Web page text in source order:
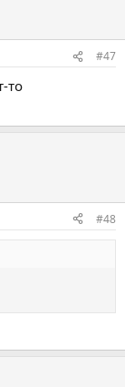
#47
то
#48